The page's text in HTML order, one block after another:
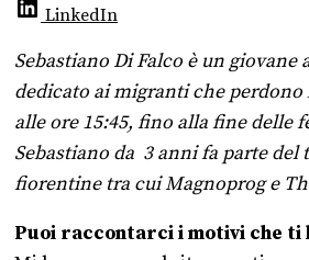
LinkedIn
Sebastiano Di Falco è un
dedicato ai migranti che
alle ore 15:45, fino alla fine delle
Sebastiano da 3 anni fa parte
fiorentine tra cui Magnoprog e
Puoi raccontarci i motivi che